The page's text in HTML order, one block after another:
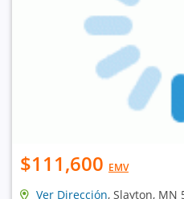
$111,600 EMV
Ver Dirección, Slayton, MN